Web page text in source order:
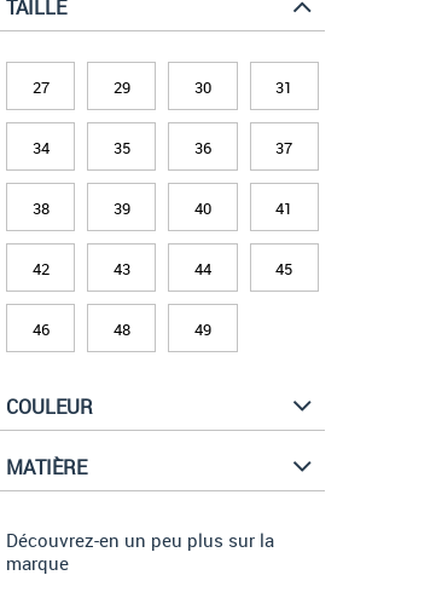
TAILLE
27 29 30 31
34 35 36 37
38 39 40 41
42 43 44 45
46 48 49
COULEUR
MATIÈRE
Découvrez-en un peu plus sur la
marque